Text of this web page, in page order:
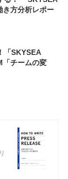
方分析レポー
「SKYSEA
チームの変